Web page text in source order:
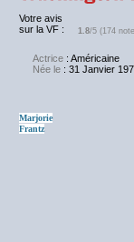
Votre avis
sur la VF :
1.8/5 (174
Actrice : Américaine
Née le : 31 Janvier
Marjorie
Frantz